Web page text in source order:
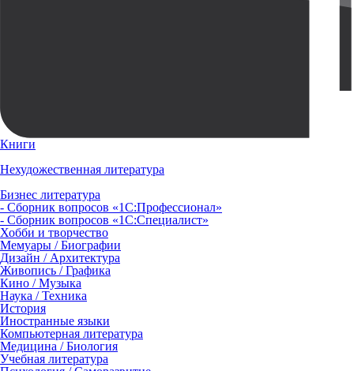
Книги
Нехудожественная литература
Бизнес литература
- Сборник вопросов «1С:Профессионал»
- Сборник вопросов «1С:Специалист»
Хобби и творчество
Мемуары / Биографии
Дизайн / Архитектура
Живопись / Графика
Кино / Музыка
Наука / Техника
История
Иностранные языки
Компьютерная литература
Медицина / Биология
Учебная литература